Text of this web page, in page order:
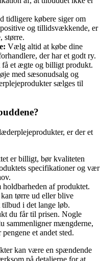
tidligere købere siger om
og tillidsvækkende, er
større.
Vælg altid at købe dine
der har et godt ry.
få et ægte og billigt produkt.
med sæsonudsalg og
sælges til
er der et
er billigt, bør kvaliteten
specifikationer og vær
af produktet.
tørre ud eller blive
i det lange løb.
du får til prisen. Nogle
sammenligner mængderne,
et andet sted.
kan være en spændende